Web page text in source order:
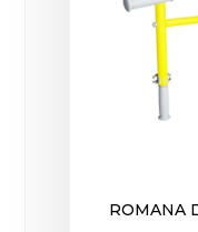
ROMANA